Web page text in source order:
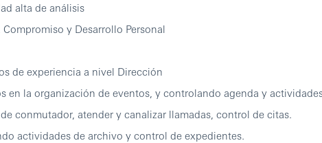
de análisis
y Desarrollo Personal
experiencia a nivel Dirección
organización de eventos, y controlando agenda y actividades
atender y canalizar llamadas, control de citas.
de archivo y control de expedientes.